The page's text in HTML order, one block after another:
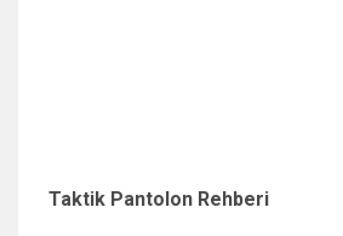
Taktik Pantolon Rehberi